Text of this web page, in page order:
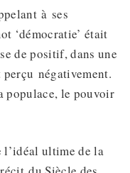
à ses
‘démocratie’ était
de positif, dans une
négativement.
populace, le pouvoir
ultime de la